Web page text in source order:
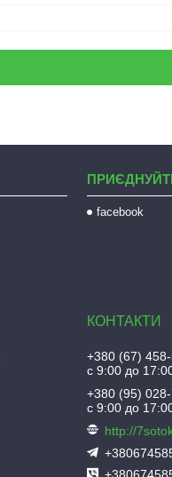
facebook
+380 (67)
с 9:00 до
+380 (95)
с 9:00 до
http://